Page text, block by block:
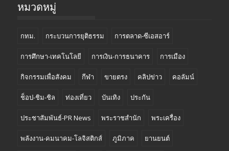
หมวดหมู่
กทม. กระบวนการยุติธรรม การตลาด-ซีเอสอาร์
การศึกษา-เทคโนโลยี การเงิน-การธนาคาร การเมือง
กิจกรรมเพื่อสังคม กีฬา ขายตรง คลิปข่าว คอลัมน์
ช็อป-ชิม-ชิล ท่องเที่ยว บันเทิง ประกัน
ประชาสัมพันธ์-PR News พระราชสำนัก พระเครื่อง
พลังงาน-คมนาคม-โลจิสติกส์ ภูมิภาค ยานยนต์